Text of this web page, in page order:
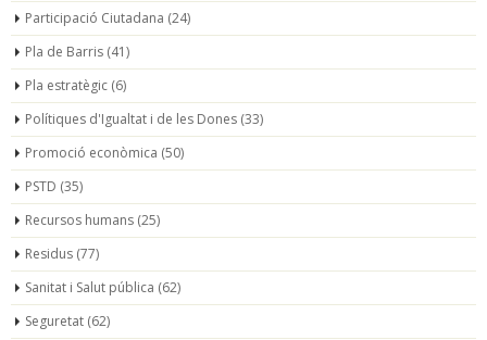
Participació Ciutadana (24)
Pla de Barris (41)
Pla estratègic (6)
Polítiques d'Igualtat i de les Dones (33)
Promoció econòmica (50)
PSTD (35)
Recursos humans (25)
Residus (77)
Sanitat i Salut pública (62)
Seguretat (62)